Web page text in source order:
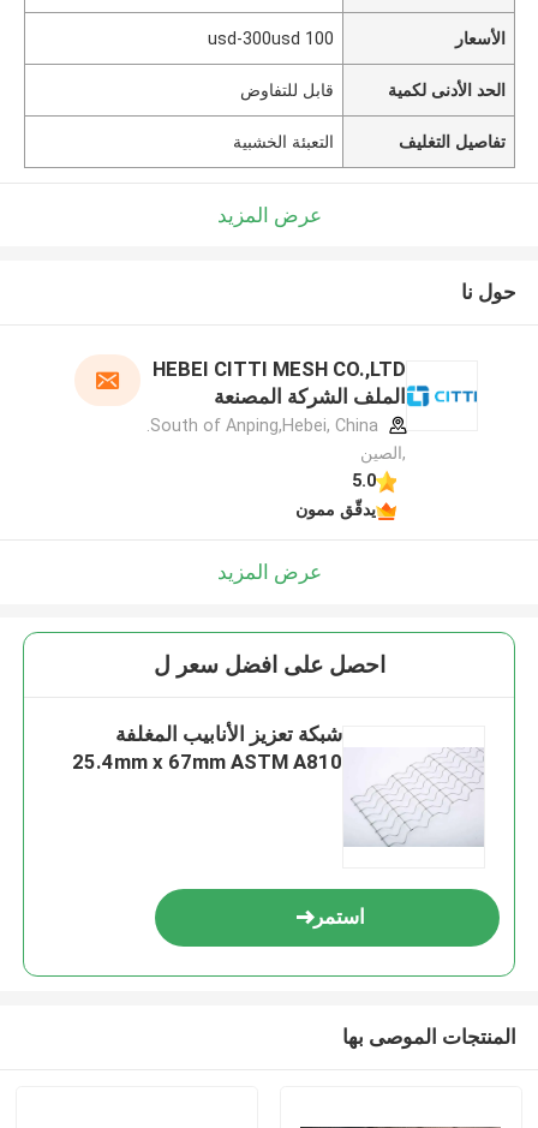
الأسعار 100 usd-300usd
الحد الأدنى لكمية قابل للتفاوض
تفاصيل التغليف التعبئة الخشبية
عرض المزيد
حول نا
HEBEI CITTI MESH CO.,LTD
الملف الشركة المصنعة
,الصين
5.0
يدقّق ممون
عرض المزيد
احصل على افضل سعر ل
شبكة تعزيز الأنابيب المغلفة
25.4mm x 67mm ASTM A810
استمر
المنتجات الموصى بها